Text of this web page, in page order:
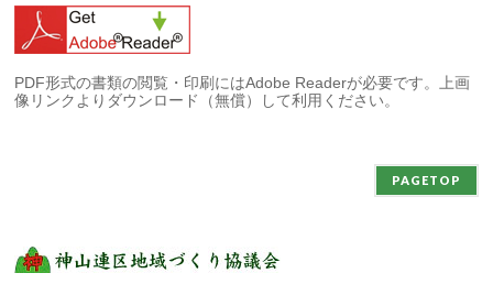
PDF形式の書類の閲覧・印刷にはAdobe Readerが必要です。上画
像リンクよりダウンロード（無償）して利用ください。
PAGETOP